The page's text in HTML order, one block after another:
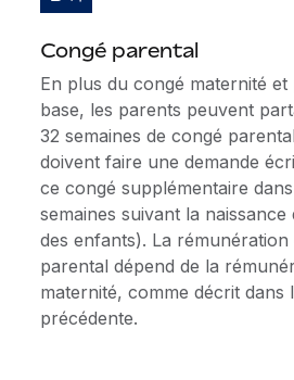
Congé parental
En plus du congé maternité et
base, les parents peuvent
32 semaines de congé
doivent faire une demande
ce congé supplémentaire
semaines suivant la
des enfants). La rémunération
parental dépend de la
maternité, comme décrit dans
précédente.